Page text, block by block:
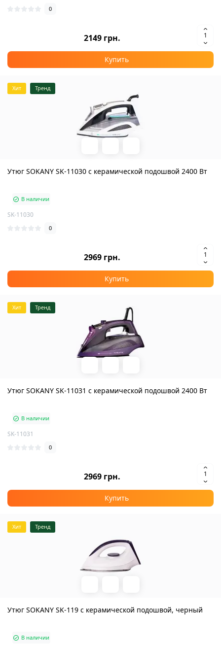
0
2149 грн.
Купить
Хит Тренд
Утюг SOKANY SK-11030 с керамической подошвой 2400 Вт
В наличии
SK-11030
0
2969 грн.
Купить
Хит Тренд
Утюг SOKANY SK-11031 с керамической подошвой 2400 Вт
В наличии
SK-11031
0
2969 грн.
Купить
Хит Тренд
Утюг SOKANY SK-119 с керамической подошвой, черный
В наличии